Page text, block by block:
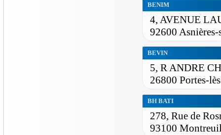
BENIM
4, AVENUE
92600 Asnières-
BEVIN
5, R ANDRE
26800 Portes-
BH BATI
278, Rue de
93100